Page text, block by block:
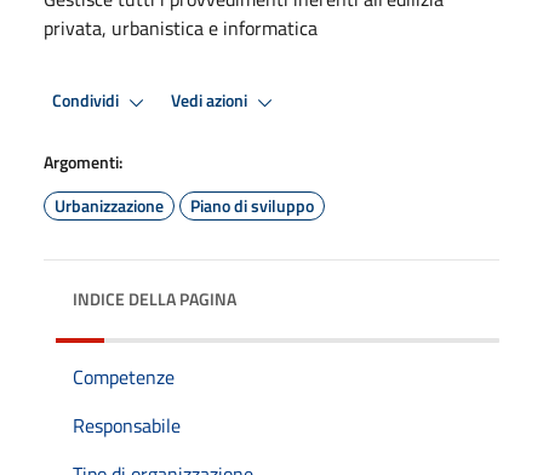
privata, urbanistica e informatica
Condividi Vedi azioni
Argomenti:
Urbanizzazione
Piano di sviluppo
INDICE DELLA PAGINA
Competenze
Responsabile